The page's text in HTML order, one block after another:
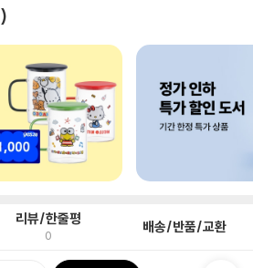
리뷰/한줄평
0 배송/반품/교환